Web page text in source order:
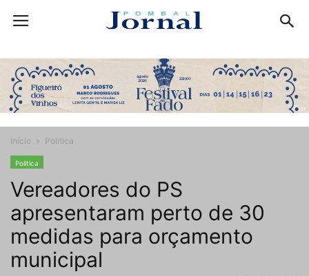
Início Politica
Politica
Vereadores do PS
apresentaram perto de 30
medidas para orçamento
municipal